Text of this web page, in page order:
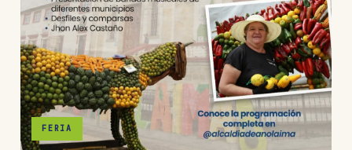
FERIA